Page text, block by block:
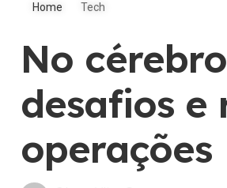
Home Tech
No
desafios e
operações